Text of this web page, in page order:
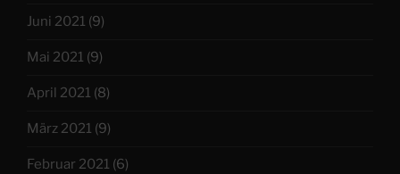
Juni 2021 (9)
Mai 2021 (9)
April 2021 (8)
März 2021 (9)
Februar 2021 (6)